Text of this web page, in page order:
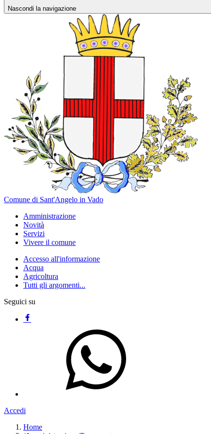
Nascondi la navigazione
Comune di Sant'Angelo in Vado
Amministrazione
Novità
Servizi
Vivere il comune
Accesso all'informazione
Acqua
Agricoltura
Tutti gli argomenti...
Seguici su
Accedi
Home